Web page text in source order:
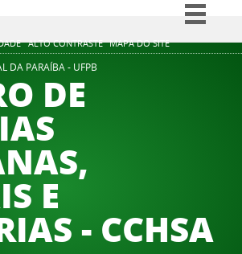
ALTO CONTRASTE MAPA DO SITE
Simplifique!
DA PARAÍBA - UFPB
DE
E
- CCHSA